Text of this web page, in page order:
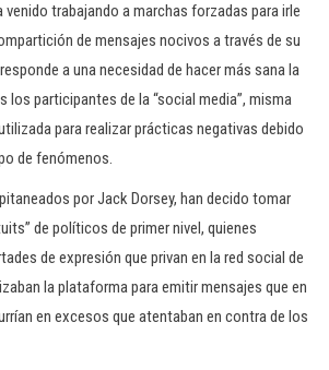
trabajando a marchas forzadas para irle
de mensajes nocivos a través de su
a una necesidad de hacer más sana la
los participantes de la “social media”, misma
para realizar prácticas negativas debido
de fenómenos.
por Jack Dorsey, han decido tomar
de políticos de primer nivel, quienes
de expresión que privan en la red social de
la plataforma para emitir mensajes que en
en excesos que atentaban en contra de los